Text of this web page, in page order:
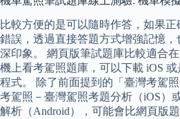
比較方便的是可以隨時作答，如果
錯誤，透過直接答題方式增強記憶
深印象。 網頁版筆試題庫比較適合
機上看考駕照題庫，可以下載 iOS
程式。 除了前面提到的「臺灣考駕
考駕照－臺灣駕照考題分析（iOS）
解析（Android），可能會比網頁版